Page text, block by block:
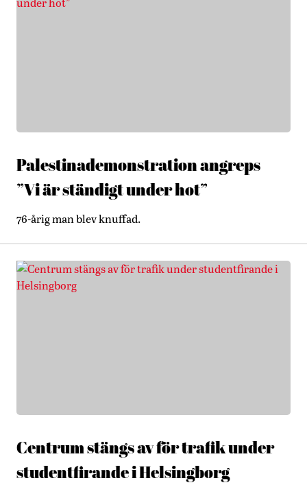
Palestinademonstration angreps –
”Vi är ständigt under hot”
76-årig man blev knuffad.
Centrum stängs av för trafik under
studentfirande i Helsingborg